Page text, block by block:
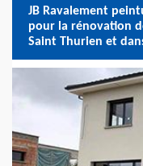
JB Ravalement
pour la rénovation
Saint Thurien et